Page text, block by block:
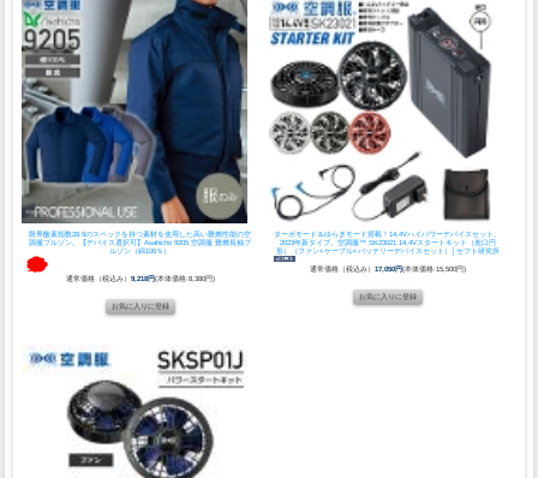
限界酸素指数28.9のスペックを持つ素材を使用した高い難燃性能の空
調服ブルゾン。
【デバイス選択可】Asahicho 9205 空調服 難燃長袖ブ
ルゾン（綿100％）
通常価格（税込み） 9,218円(本体価格:8,380円)
ターボモード＆ゆらぎモード搭載！14.4Vハイパワーデバイスセット。
2023年新タイプ。 空調服™ SK23021 14.4Vスタートキット（差口円
形）（ファン+ケーブル+バッテリーデバイスセット）│セフト研究所
通常価格（税込み） 17,050円(本体価格:15,500円)